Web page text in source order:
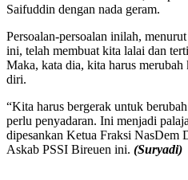
Saifuddin dengan nada geram.
Persoalan-persoalan inilah,
ini, telah membuat kita lalai dan
Maka, kata dia, kita harus merubah
diri.
“Kita harus bergerak untuk
perlu penyadaran. Ini menjadi
dipesankan Ketua Fraksi NasDem
Askab PSSI Bireuen ini. (Suryadi)